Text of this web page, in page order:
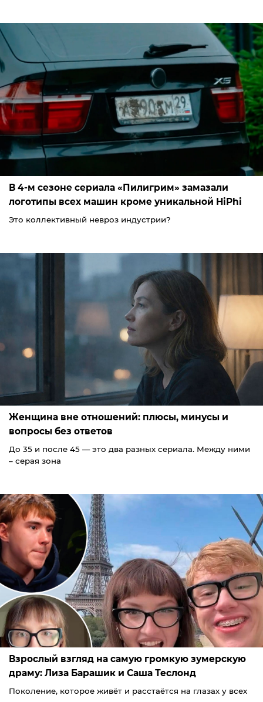
В 4-м сезоне сериала «Пилигрим» замазали
логотипы всех машин кроме уникальной HiPhi
Это коллективный невроз индустрии?
Женщина вне отношений: плюсы, минусы и
вопросы без ответов
До 35 и после 45 — это два разных сериала. Между ними
– серая зона
Взрослый взгляд на самую громкую зумерскую
драму: Лиза Барашик и Саша Теслонд
Поколение, которое живёт и расстаётся на глазах у всех